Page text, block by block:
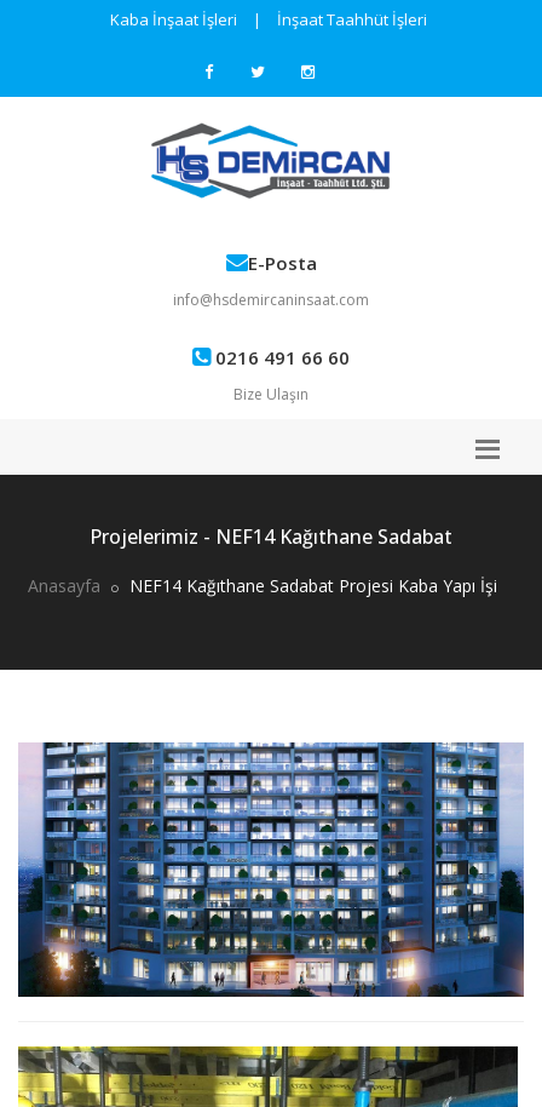
Kaba İnşaat İşleri | İnşaat Taahhüt İşleri
E-Posta
info@hsdemircaninsaat.com
0216 491 66 60
Bize Ulaşın
Projelerimiz - NEF14 Kağıthane Sadabat
Anasayfa NEF14 Kağıthane Sadabat Projesi Kaba Yapı İşi